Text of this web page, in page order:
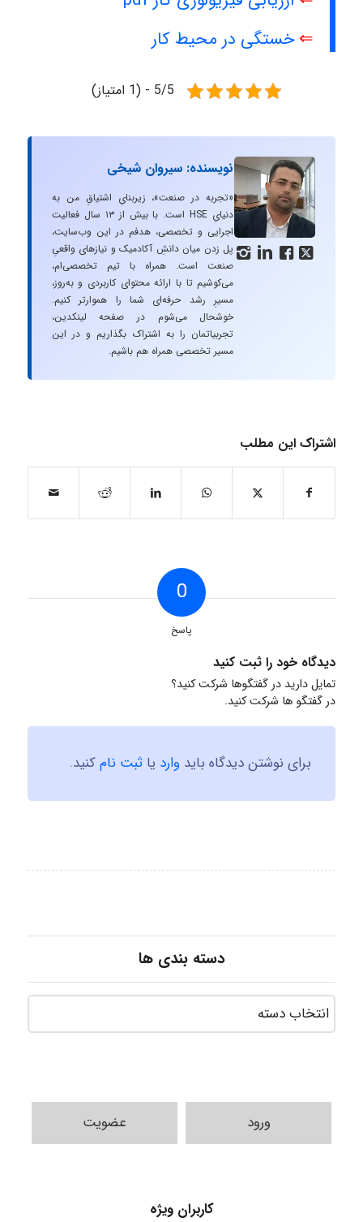
⇐خستگی در محیط کار
5/5 - (1 امتیاز)
   
نویسنده: سیروان شیخی
«تجربه در صنعت»، زیربنایِ اشتیاقِ من به
دنیایِ HSE است. با بیش از ۱۳ سال فعالیت
اجرایی و تخصصی، هدفم در این وب‌سایت،
پل زدن میان دانشِ آکادمیک و نیازهای واقعیِ
صنعت است. همراه با تیم تخصصی‌ام،
می‌کوشیم تا با ارائه محتوای کاربردی و به‌روز،
مسیرِ رشد حرفه‌ای شما را هموارتر کنیم.
خوشحال می‌شوم در صفحه لینکدین،
تجربیاتمان را به اشتراک بگذاریم و در این
مسیر تخصصی همراه هم باشیم.
اشتراک این مطلب
0
پاسخ
دیدگاه خود را ثبت کنید
تمایل دارید در گفتگوها شرکت کنید؟
در گفتگو ها شرکت کنید.
برای نوشتن دیدگاه باید وارد یا ثبت نامکنید.
دسته بندی ها
ورود عضویت
کاربران ویژه